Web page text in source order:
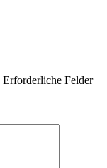
Erforderliche Felder